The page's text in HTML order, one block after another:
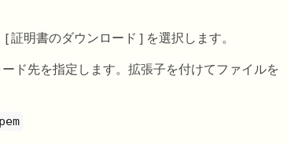
証明書のダウンロード ] を選択します。
ド先を指定します。拡張子を付けてファイルを